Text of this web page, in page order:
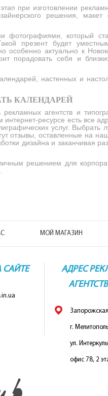
при изготовлении
решения, макет
фотографиями, который
презент будет
особенно актуально к
порадовать себя и
настенных и
КАЛЕНДАРЕЙ
агентств и
ресурсе есть все
услуг. Выбрать
отзывы, оставленные на
дизайна и заканчивая
решением для
МОЙ МАГАЗИН
САЙТЕ
АДРЕС
г.
ул.
офис 78, 2